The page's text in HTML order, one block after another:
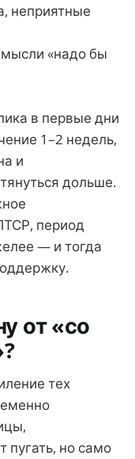
неприятные
«надо бы
в первые дни
1–2 недель,
и
дольше.
период
— и тогда
от «со
тех
пугать, но само